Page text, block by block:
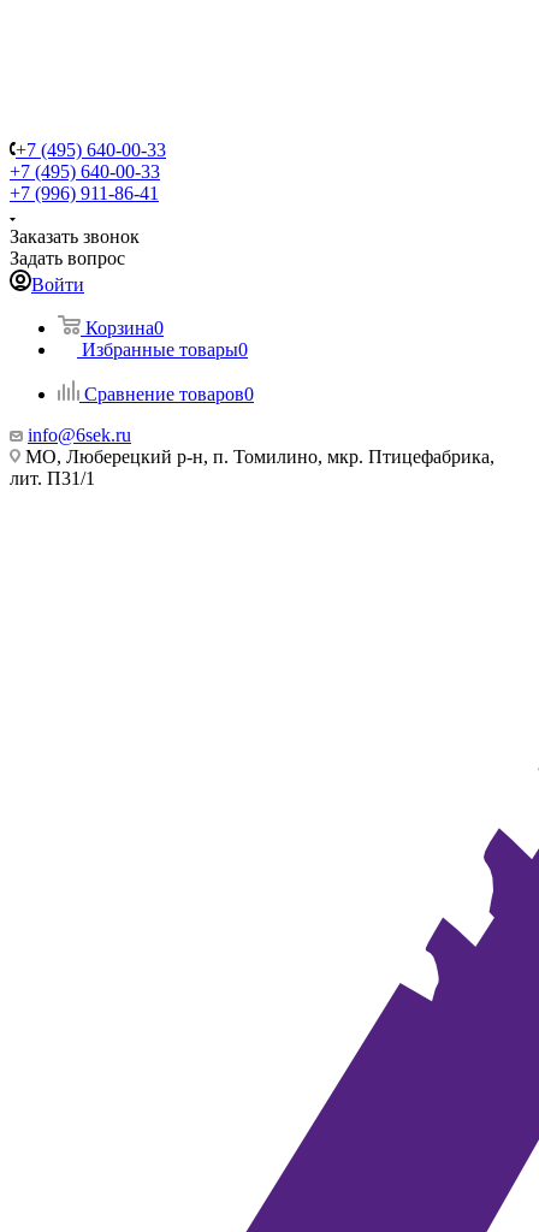
+7 (495) 640-00-33
+7 (495) 640-00-33
+7 (996) 911-86-41
Заказать звонок
Задать вопрос
Войти
Корзина0
Избранные товары0
Сравнение товаров0
info@6sek.ru
МО, Люберецкий р-н, п. Томилино, мкр. Птицефабрика,
лит. П31/1